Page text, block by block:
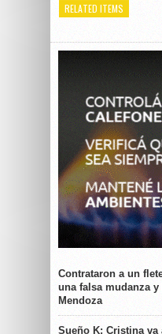
RELATED ITEMS
Contrataron a un
una falsa mudanza
Mendoza
Sueño K: Cristina va